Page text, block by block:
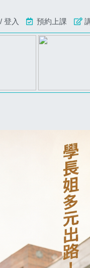
登入 預約上課